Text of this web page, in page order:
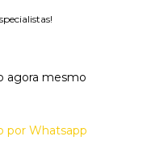
agora mesmo
por Whatsapp